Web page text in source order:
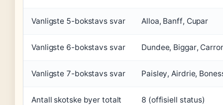
Vanligste 5-bokstavs svar Alloa, Banff, Cupar
Vanligste 6-bokstavs svar Dundee, Biggar,
Vanligste 7-bokstavs svar Paisley, Airdrie,
Antall skotske byer totalt 8 (offisiell status)